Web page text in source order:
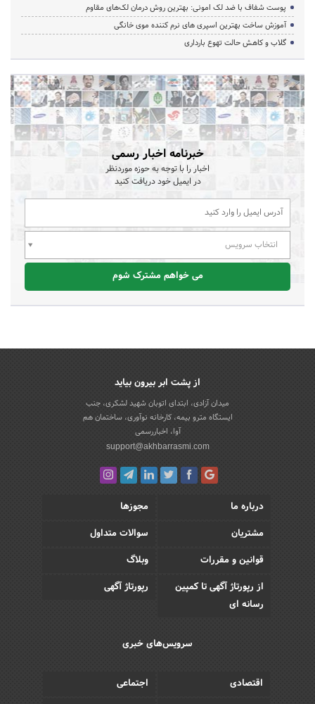
پوست شفاف با ضد لک امونی: بهترین روش درمان لک‌های مقاوم
آموزش ساخت بهترین اسپری های نرم‌ کننده موی خانگی
گلاب و کاهش حالت تهوع بارداری
خبرنامه اخبار رسمی
اخبار را با توجه به حوزه موردنظر
در ایمیل خود دریافت کنید
انتخاب سرویس
می خواهم مشترک شوم
از پشت ابر بیرون بیاید
میدان آزادی، ابتدای اتوبان شهید لشکری، جنب
ایستگاه مترو بیمه، کارخانه نوآوری، ساختمان هم
آوا، اخباررسمی
support@akhbarrasmi.com
درباره ما
مجوزها
مشتریان
سوالات متداول
قوانین و مقررات
وبلاگ
از رپورتاژ آگهی تا کمپین
رسانه ای
رپورتاژ آگهی
سرویس‌های خبری
اقتصادی
اجتماعی